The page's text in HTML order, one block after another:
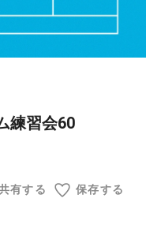
練習会60
有する 保存する